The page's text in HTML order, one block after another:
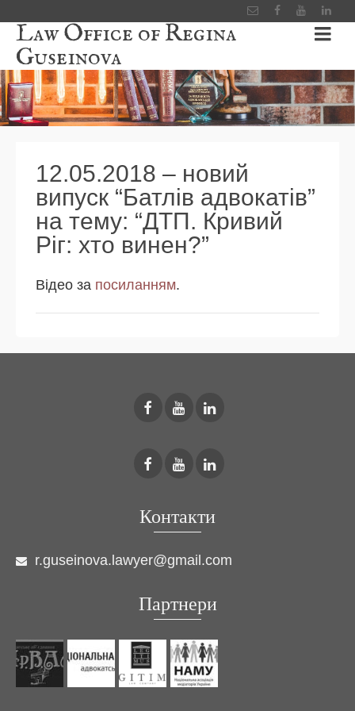
Law Office of Regina
Guseinova
12.05.2018 – новий
випуск “Батлів адвокатів”
на тему: “ДТП. Кривий
Ріг: хто винен?”
Відео за посиланням.
Контакти
r.guseinova.lawyer@gmail.com
Партнери